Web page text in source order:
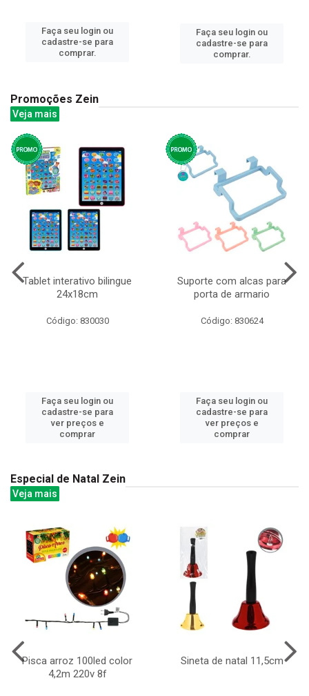
Faça seu login ou
cadastre-se para
comprar.
Faça seu login ou
cadastre-se para
comprar.
Promoções Zein
Veja mais
Tablet interativo bilingue
24x18cm
Código: 830030
Faça seu login ou
cadastre-se para
ver preços e
comprar
Suporte com alcas para
porta de armario
Código: 830624
Faça seu login ou
cadastre-se para
ver preços e
comprar
Especial de Natal Zein
Veja mais
Pisca arroz 100led color
4,2m 220v 8f
Sineta de natal 11,5cm